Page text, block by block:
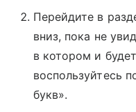
Перейдите в
вниз, пока не
в котором и
воспользуйтесь
букв».